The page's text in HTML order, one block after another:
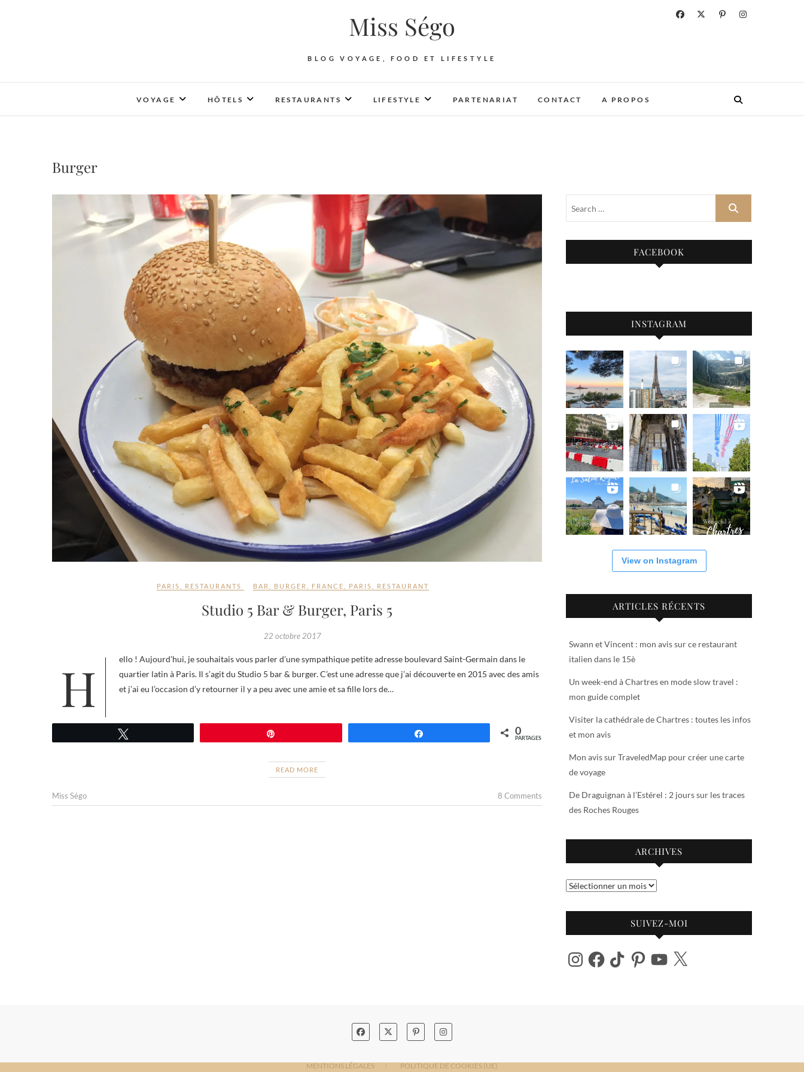
Miss Ségo
BLOG VOYAGE, FOOD ET LIFESTYLE
VOYAGE HÔTELS RESTAURANTS LIFESTYLE PARTENARIAT CONTACT A PROPOS
Burger
PARIS RESTAURANTS BAR BURGER FRANCE PARIS RESTAURANT
Studio 5 Bar & Burger, Paris 5
22 octobre 2017
Hello ! Aujourd’hui, je souhaitais vous parler d’une sympathique petite adresse boulevard Saint-Germain dans le
quartier latin à Paris. Il s’agit du Studio 5 bar & burger. C’est une adresse que j’ai découverte en 2015 avec des amis
et j’ai eu l’occasion d’y retourner il y a peu avec une amie et sa fille lors de…
0
PARTAGES
READ MORE
Miss Ségo 8 Comments
FACEBOOK
INSTAGRAM
View on Instagram
ARTICLES RÉCENTS
Swann et Vincent : mon avis sur ce restaurant
italien dans le 15è
Un week-end à Chartres en mode slow travel :
mon guide complet
Visiter la cathédrale de Chartres : toutes les infos
et mon avis
Mon avis sur TraveledMap pour créer une carte
de voyage
De Draguignan à l’Estérel : 2 jours sur les traces
des Roches Rouges
ARCHIVES
Archives
SUIVEZ-MOI
InstagramFacebook
TikTok PinterestYouTube
X
MENTIONS LÉGALES POLITIQUE DE COOKIES (UE)